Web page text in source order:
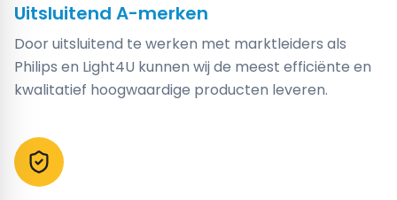
Uitsluitend A-merken
Door uitsluitend te werken met marktleiders als
Philips en Light4U kunnen wij de meest efficiënte en
kwalitatief hoogwaardige producten leveren.